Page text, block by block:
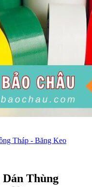
Tháp - Băng Keo
Dán Thùng